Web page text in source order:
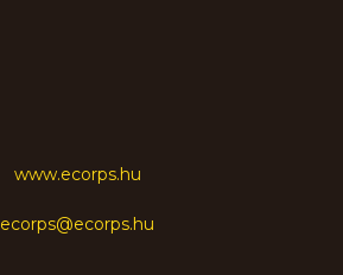
www.ecorps.hu
ecorps@ecorps.hu